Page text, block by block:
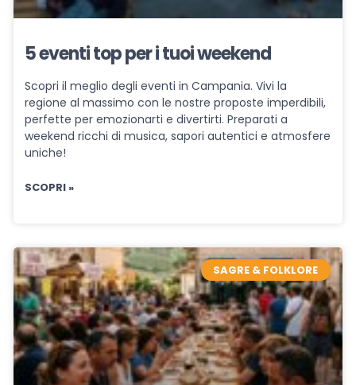
5 eventi top per i tuoi weekend
Scopri il meglio degli eventi in Campania. Vivi la
regione al massimo con le nostre proposte imperdibili,
perfette per emozionarti e divertirti. Preparati a
weekend ricchi di musica, sapori autentici e atmosfere
uniche!
SCOPRI »
SAGRE & FOLKLORE